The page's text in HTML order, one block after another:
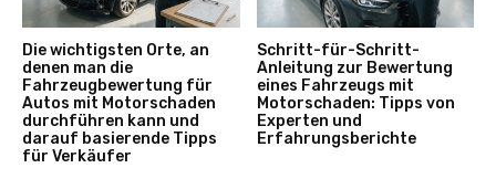
Die wichtigsten Orte, an
denen man die
Fahrzeugbewertung für
Autos mit Motorschaden
durchführen kann und
darauf basierende Tipps
für Verkäufer
Schritt-für-Schritt-
Anleitung zur Bewertung
eines Fahrzeugs mit
Motorschaden: Tipps von
Experten und
Erfahrungsberichte